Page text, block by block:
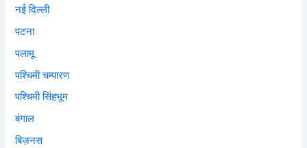
नई दिल्ली
पटना
पलामू
पश्चिमी चम्पारण
पश्चिमी सिंहभूम
बंगाल
बिज़नस